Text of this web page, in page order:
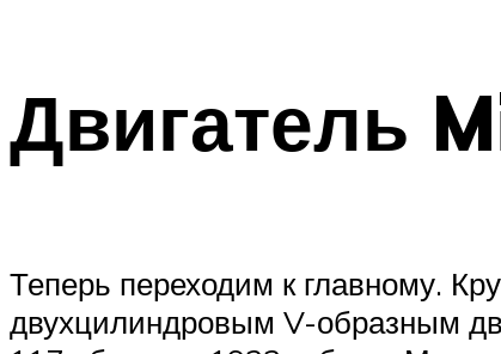
Двигатель
Теперь переходим к главному.
двухцилиндровым V-образным